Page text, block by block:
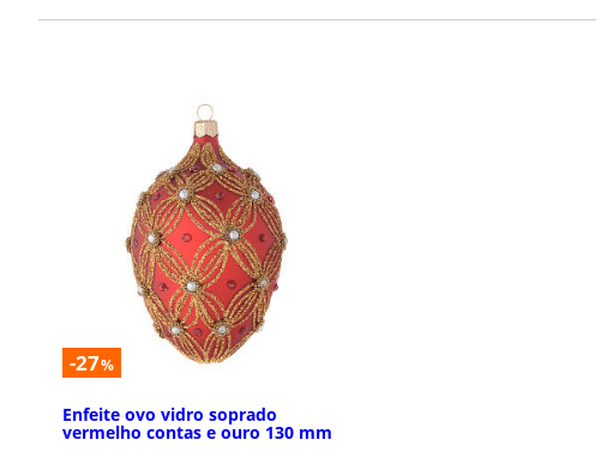
-27%
Enfeite ovo vidro soprado
vermelho contas e ouro 130 mm